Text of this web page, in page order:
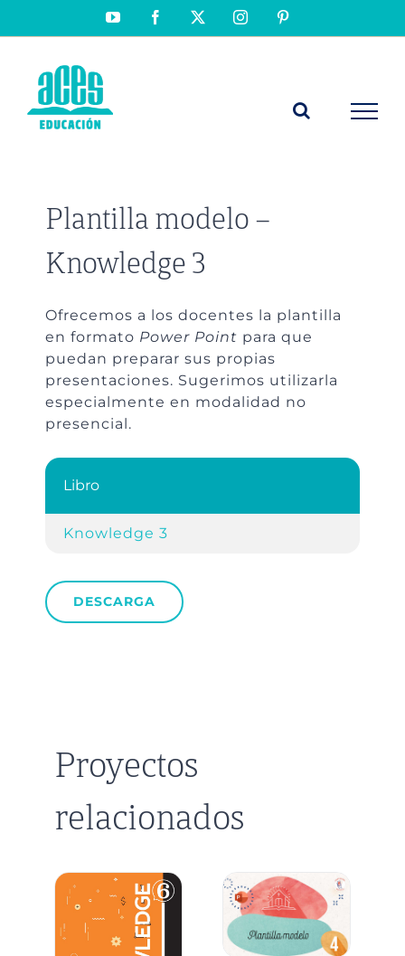
YouTubeFacebook Instagram
Plantilla modelo –
Knowledge 3
Ofrecemos a los docentes la plantilla
en formato Power Point para que
puedan preparar sus propias
presentaciones. Sugerimos utilizarla
especialmente en modalidad no
presencial.
Libro
Knowledge 3
DESCARGA
Proyectos
relacionados